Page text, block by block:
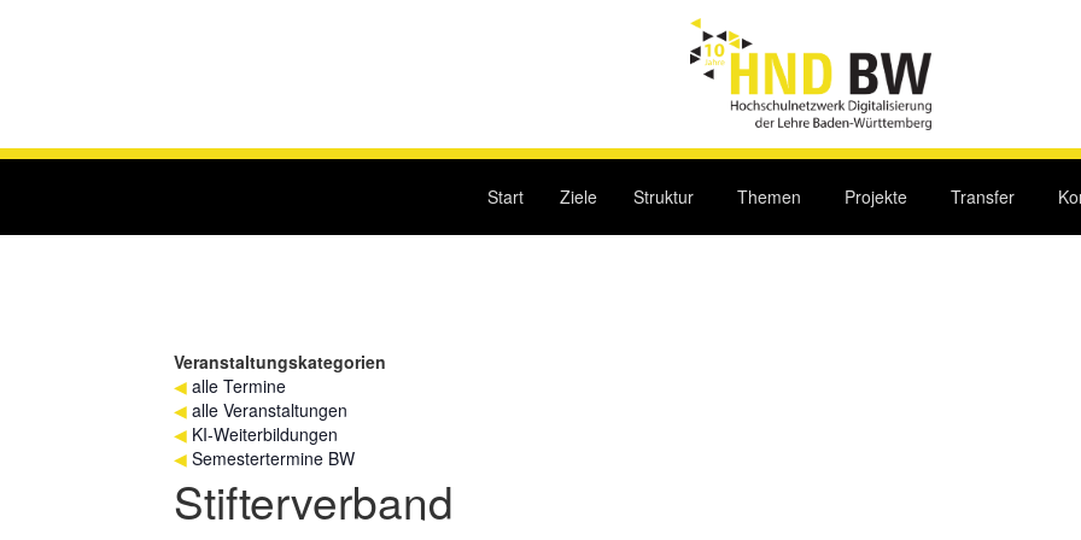
Start Ziele Struktur Themen Projekte Transfer
Veranstaltungskategorien
◀ alle Termine
◀ alle Veranstaltungen
◀ KI-Weiterbildungen
◀ Semestertermine BW
Stifterverband